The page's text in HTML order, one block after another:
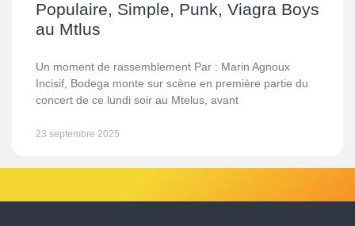
Populaire, Simple, Punk, Viagra Boys
au Mtlus
Un moment de rassemblement Par : Marin Agnoux
Incisif, Bodega monte sur scène en première partie du
concert de ce lundi soir au Mtelus, avant
23 septembre 2025